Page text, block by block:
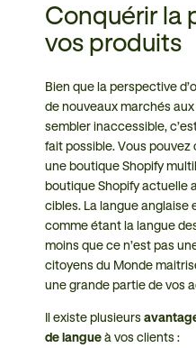
Conquérir la
vos produits
Bien que la perspective
de nouveaux marchés
sembler inaccessible,
fait possible. Vous pouvez
une boutique Shopify
boutique Shopify actuelle
cibles. La langue
comme étant la langue
moins que ce n’est pas
citoyens du Monde
une grande partie de vos
Il existe plusieurs
de langueà vos clients :